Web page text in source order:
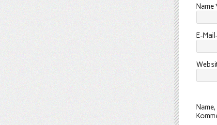
Name
E-